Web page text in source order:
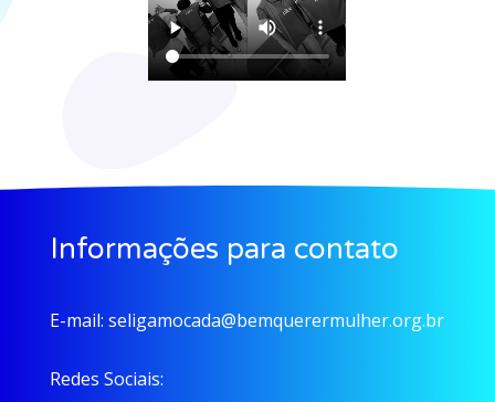
Informações para contato
E-mail: seligamocada@bemquerermulher.org.br
Redes Sociais: